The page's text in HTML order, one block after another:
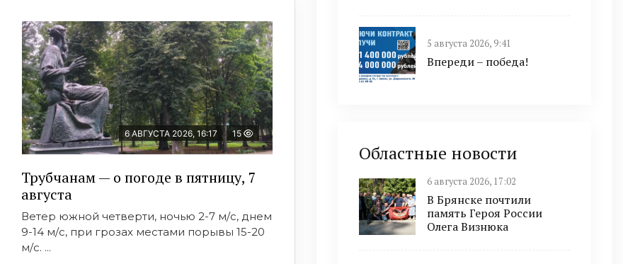
6 АВГУСТА 2026, 16:17 15
Трубчанам — о погоде в пятницу, 7
августа
Ветер южной четверти, ночью 2-7 м/с, днем
9-14 м/с, при грозах местами порывы 15-20
м/с. ...
5 августа 2026, 9:41
Впереди – победа!
Областные новости
6 августа 2026, 17:02
В Брянске почтили
память Героя России
Олега Визнюка